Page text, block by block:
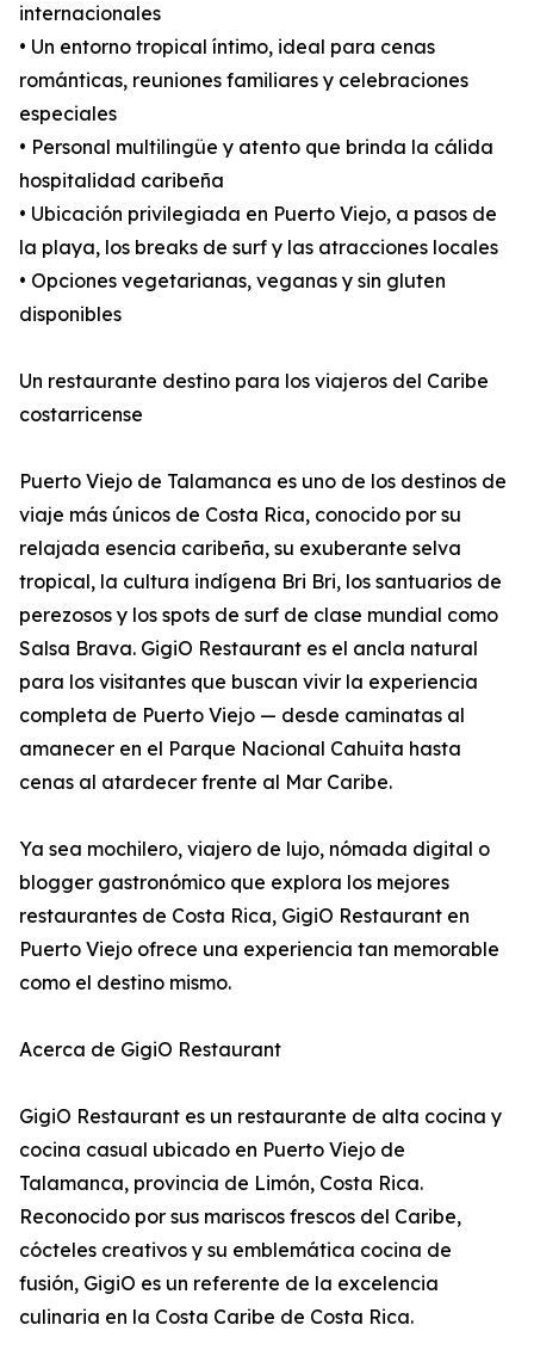
internacionales
• Un entorno tropical íntimo, ideal para cenas
románticas, reuniones familiares y celebraciones
especiales
• Personal multilingüe y atento que brinda la cálida
hospitalidad caribeña
• Ubicación privilegiada en Puerto Viejo, a pasos de
la playa, los breaks de surf y las atracciones locales
• Opciones vegetarianas, veganas y sin gluten
disponibles
Un restaurante destino para los viajeros del Caribe
costarricense
Puerto Viejo de Talamanca es uno de los destinos de
viaje más únicos de Costa Rica, conocido por su
relajada esencia caribeña, su exuberante selva
tropical, la cultura indígena Bri Bri, los santuarios de
perezosos y los spots de surf de clase mundial como
Salsa Brava. GigiO Restaurant es el ancla natural
para los visitantes que buscan vivir la experiencia
completa de Puerto Viejo — desde caminatas al
amanecer en el Parque Nacional Cahuita hasta
cenas al atardecer frente al Mar Caribe.
Ya sea mochilero, viajero de lujo, nómada digital o
blogger gastronómico que explora los mejores
restaurantes de Costa Rica, GigiO Restaurant en
Puerto Viejo ofrece una experiencia tan memorable
como el destino mismo.
Acerca de GigiO Restaurant
GigiO Restaurant es un restaurante de alta cocina y
cocina casual ubicado en Puerto Viejo de
Talamanca, provincia de Limón, Costa Rica.
Reconocido por sus mariscos frescos del Caribe,
cócteles creativos y su emblemática cocina de
fusión, GigiO es un referente de la excelencia
culinaria en la Costa Caribe de Costa Rica.